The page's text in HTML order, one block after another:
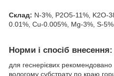
Склад: N-3%, P2O5-11%, K2O-
0.01%, Cu-0.005%, Mg-3%, S-
Норми і спосіб внесення:
для геснерієвих
вологому субстрату по краю